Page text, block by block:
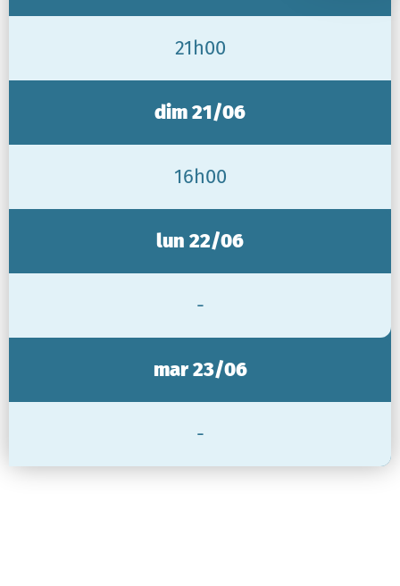
21h00
dim 21/06
16h00
lun 22/06
-
mar 23/06
-